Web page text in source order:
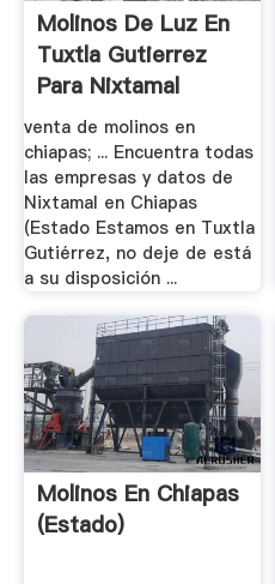
Molinos De Luz En
Tuxtla Gutierrez
Para Nixtamal
venta de molinos en
chiapas; ... Encuentra todas
las empresas y datos de
Nixtamal en Chiapas
(Estado Estamos en Tuxtla
Gutiérrez, no deje de está
a su disposición ...
Molinos En Chiapas
(Estado)